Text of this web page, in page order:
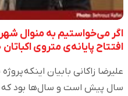
افتتاح پایانه‌ی متروی اکباتان ۴۰ سال طول می‌کشید!
سال پیش است و سال‌ها بود که